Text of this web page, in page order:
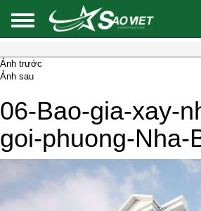
Ảnh trước
Ảnh sau
06-Bao-gia-xay-
goi-phuong-Nha-